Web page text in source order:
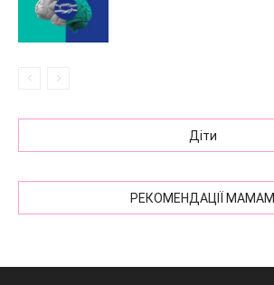
Діти
РЕКОМЕНДАЦІЇ МАМАМ